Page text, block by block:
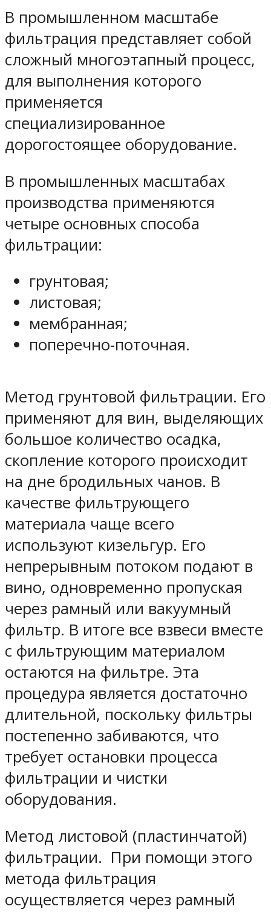
В промышленном масштабе
фильтрация представляет собой
сложный многоэтапный процесс,
для выполнения которого
применяется
специализированное
дорогостоящее оборудование.
В промышленных масштабах
производства применяются
четыре основных способа
фильтрации:
грунтовая;
листовая;
мембранная;
поперечно-поточная.
Метод грунтовой фильтрации. Его
применяют для вин, выделяющих
большое количество осадка,
скопление которого происходит
на дне бродильных чанов. В
качестве фильтрующего
материала чаще всего
используют кизельгур. Его
непрерывным потоком подают в
вино, одновременно пропуская
через рамный или вакуумный
фильтр. В итоге все взвеси вместе
с фильтрующим материалом
остаются на фильтре. Эта
процедура является достаточно
длительной, поскольку фильтры
постепенно забиваются, что
требует остановки процесса
фильтрации и чистки
оборудования.
Метод листовой (пластинчатой)
фильтрации. При помощи этого
метода фильтрация
осуществляется через рамный